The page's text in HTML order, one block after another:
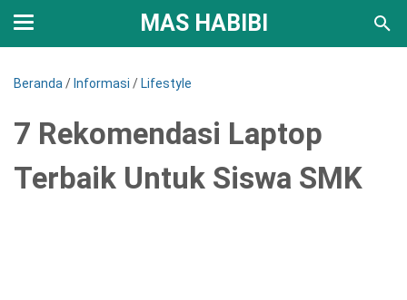
MAS HABIBI
Beranda / Informasi / Lifestyle
7 Rekomendasi Laptop
Terbaik Untuk Siswa SMK